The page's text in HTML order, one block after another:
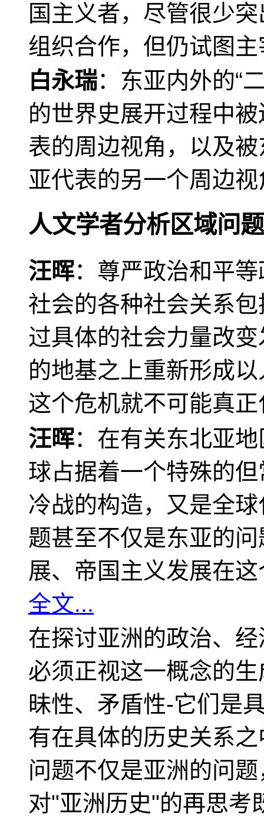
国主义者，尽管很少
组织合作，但仍试图
白永瑞：东亚内外的“
的世界史展开过程中
表的周边视角，以及
亚代表的另一个周边视
人文学者分析区域问题
汪晖：尊严政治和平
社会的各种社会关系
过具体的社会力量改
的地基之上重新形成
这个危机就不可能真
汪晖：在有关东北亚
球占据着一个特殊的
冷战的构造，又是全
题甚至不仅是东亚的
展、帝国主义发展在
全文...
在探讨亚洲的政治、
必须正视这一概念的
昧性、矛盾性-它们是
有在具体的历史关系
问题不仅是亚洲的问
对"亚洲历史"的再思考